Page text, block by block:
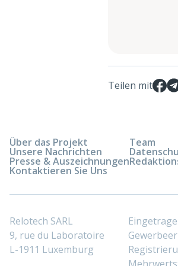
Teilen mit
Über das Projekt
Unsere Nachrichten
Presse & Auszeichnungen
Kontaktieren Sie Uns
Team
Relotech SARL
9, rue du Laboratoire
L-1911 Luxemburg